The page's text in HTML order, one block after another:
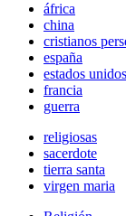
áfrica
china
cristianos
españa
estados unidos
francia
guerra
religiosas
sacerdote
tierra santa
virgen maria